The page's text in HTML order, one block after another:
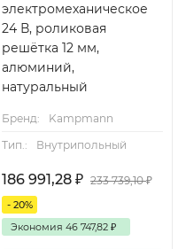
электромеханическое
24 В, роликовая
решётка 12 мм,
алюминий,
натуральный
Бренд:
Kampmann
Тип.:
Внутрипольный
186 991,28 ₽ 233 739,10₽
- 20%
Экономия 46 747,82 ₽